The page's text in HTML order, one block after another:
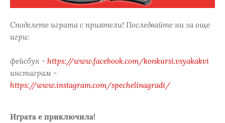
Споделете играта с приятели! Последвайте ни за още
игри:
фейсбук - https://www.facebook.com/konkursi.vsyakakvi
инстаграм -
https://www.instagram.com/spechelinagradi/
Играта е приключила!